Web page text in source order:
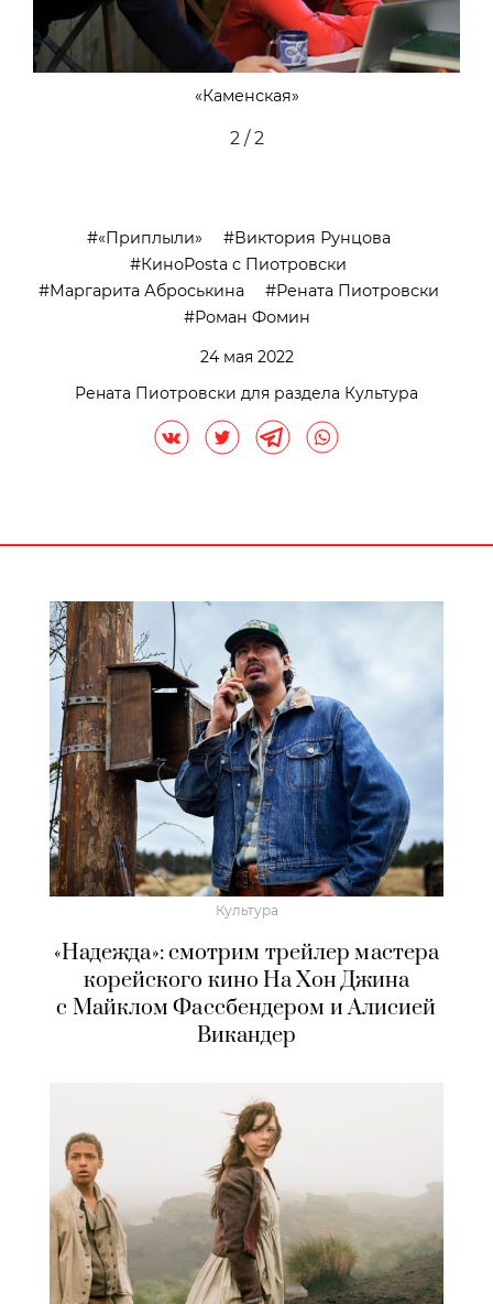
«Каменская»
2 / 2
«Приплыли»
Виктория Рунцова
КиноPosta c Пиотровски
Маргарита Аброськина
Рената Пиотровски
Роман Фомин
24 мая 2022
Рената Пиотровски для раздела Культура
Культура
«Надежда»: смотрим трейлер мастера
корейского кино На Хон Джина
с Майклом Фассбендером и Алисией
Викандер